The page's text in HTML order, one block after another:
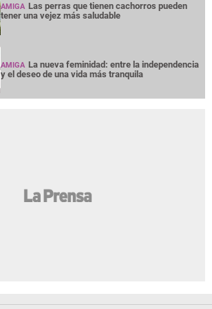
AMIGA Las perras que tienen cachorros pueden
tener una vejez más saludable
AMIGA La nueva feminidad: entre la independencia
y el deseo de una vida más tranquila